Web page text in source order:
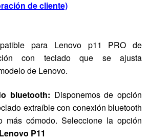
de cliente)
para Lenovo p11 PRO de
con teclado que se ajusta
de Lenovo.
bluetooth: Disponemos de opción
extraíble con conexión bluetooth
más cómodo. Seleccione la opción
P11